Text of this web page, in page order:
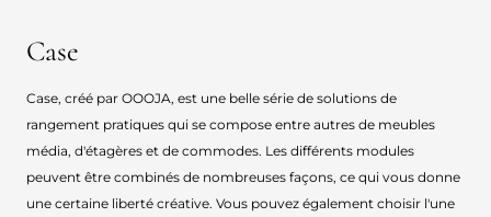
Case
Case, créé par OOOJA, est une belle série de solutions de
rangement pratiques qui se compose entre autres de meubles
média, d'étagères et de commodes. Les différents modules
peuvent être combinés de nombreuses façons, ce qui vous donne
une certaine liberté créative. Vous pouvez également choisir l'une